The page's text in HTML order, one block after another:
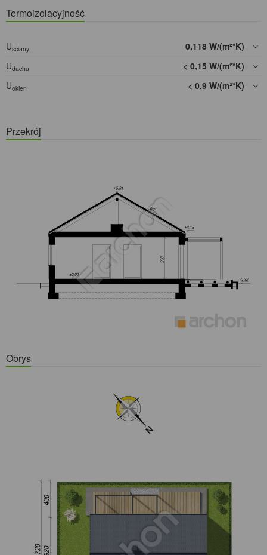
Termoizolacyjność
Uściany
0,118 W/(m²*K)
Udachu
< 0,15 W/(m²*K)
Uokien < 0,9 W/(m²*K)
Przekrój
Obrys